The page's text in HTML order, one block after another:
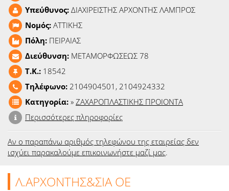
Υπεύθυνος: ΔΙΑΧΙΡΕΙΣΤΗΣ ΑΡΧΟΝΤΗΣ ΛΑΜΠΡΟΣ
Νομός: ΑΤΤΙΚΗΣ
Πόλη: ΠΕΙΡΑΙΑΣ
Διεύθυνση: ΜΕΤΑΜΟΡΦΩΣΕΩΣ 78
T.K.: 18542
Τηλέφωνο: 2104904501, 2104924332
Κατηγορία: » ΖΑΧΑΡΟΠΛΑΣΤΙΚΗΣ ΠΡΟΙΟΝΤΑ
Περισσότερες πληροφορίες
Αν ο παραπάνω αριθμός τηλεφώνου της εταιρείας δεν
ισχύει παρακαλούμε επικοινωνήστε μαζί μας.
Λ.ΑΡΧΟΝΤΗΣ&ΣΙΑ ΟΕ